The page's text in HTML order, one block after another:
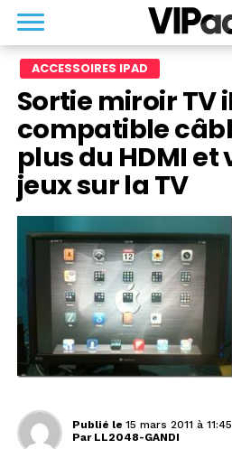
ACCESSOIRES IPAD
Sortie miroir TV
compatible
plus du HDMI et
jeux sur la TV
Publié le 15 mars 2011 à 11:45
Par LL2048-GANDI